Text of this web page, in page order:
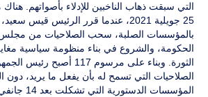
التي سبقت ذهاب الناخبين للإدلاء بأصواتهم.
25 جويلية 2021، عندما قرر الرئيس قيس
بالمؤسسات الصلبة، سحب الصلاحيات من مجلس
الحكومة، والشروع في بناء منظومة سياسية
الثورة. وبناء على مرسوم 117
الصلاحيات التي تسمح له بأن يفعل ما يريد، دون
المؤسسات الدستورية التي تشكلت بعد 14 جانفي 2014.